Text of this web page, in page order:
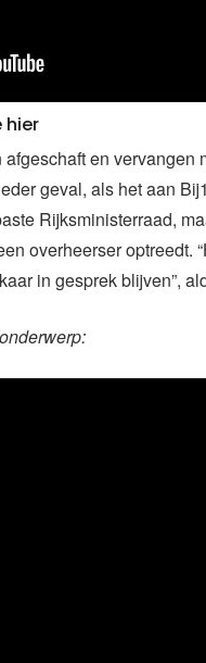
hier
en vervangen
geval, als het aan
Rijksministerraad,
overheerser optreedt.
in gesprek blijven”,